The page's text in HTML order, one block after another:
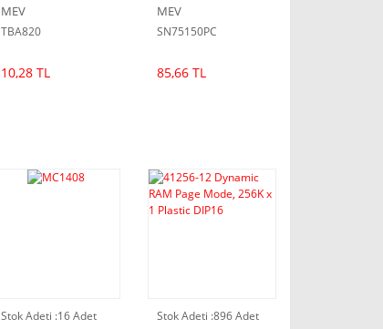
MEV
TBA820
10,28 TL
MEV
SN75150PC
85,66 TL
Stok Adeti :16 Adet Stok Adeti :896 Adet